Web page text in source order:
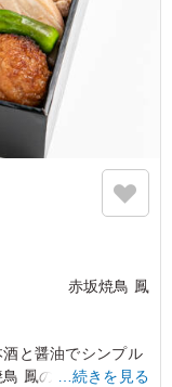
赤坂焼鳥 鳳
と醤油でシンプル
鳳のお弁当の中で
…続きを見る